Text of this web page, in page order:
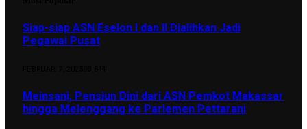
Siap-siap ASN Eselon I dan II Dialihkan Jadi
Pegawai Pusat
Meinsani, Pensiun Dini dari ASN Pemkot Makassar
hingga Melenggang ke Parlemen Pettarani